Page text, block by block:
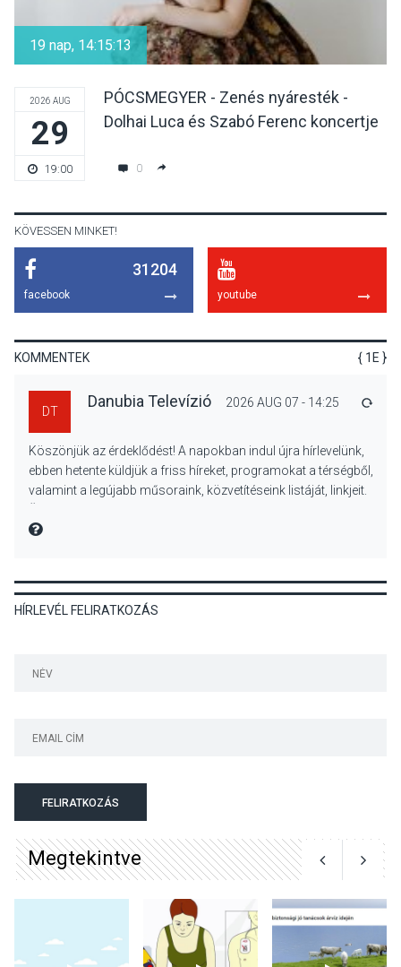
Luce dell’amore – Ott Rezső
szerzői estjén lehet részt
venni Visegrádon
Dunavirág Ünnep Verőcén –
két nap a Duna élővilágának
TERMÉSZETI KÖRNYEZET 2026 AUG 07
A napokban is nő a
van rá szükségünk? –
Irodalmi Színpadon
Különleges csillagles lesz
Tahitótfaluban a Bodor
Majorban
19 nap, 14:15:13
2026 AUG
29
19:00
PÓCSMEGYER - Zenés nyáresték -
Dolhai Luca és Szabó Ferenc koncertje
0
KÖVESSEN MINKET!
31204
facebook youtube
KOMMENTEK { 1E }
DT
Danubia Televízió 2026 AUG 07 - 14:25
Köszönjük az érdeklődést! A napokban indul újra hírlevelünk,
ebben hetente küldjük a friss híreket, programokat a térségből,
valamint a legújabb műsoraink, közvetítéseink listáját, linkjeit.
MIRE MONDTA
HÍRLEVÉL FELIRATKOZÁS
FELIRATKOZÁS
Megtekintve